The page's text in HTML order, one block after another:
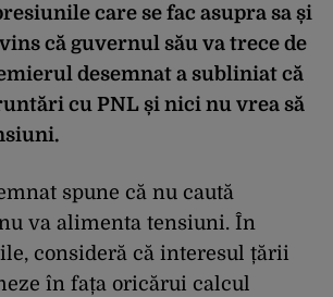
care se fac asupra sa și
că guvernul său va trece de
desemnat a subliniat că
cu PNL și nici nu vrea să
spune că nu caută
va alimenta tensiuni. În
consideră că interesul țării
în fața oricărui calcul